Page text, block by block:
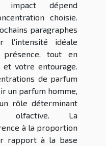
dépend
choisie.
paragraphes
l'intensité idéale
tout en
votre entourage.
de parfum
un parfum homme,
rôle déterminant
olfactive. La
à la proportion
rapport à la base